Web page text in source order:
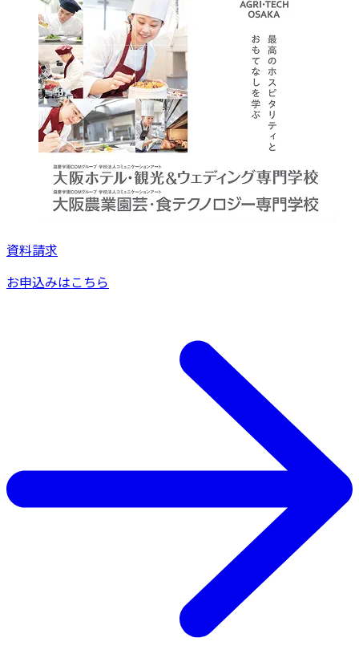
資料請求
お申込みはこちら